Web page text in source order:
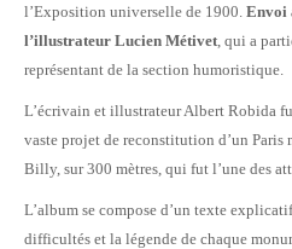
l’Exposition universelle de 1900. Envoi
l’illustrateur Lucien Métivet , qui a
représentant de la section humoristique.
L’écrivain et illustrateur Albert Robida
vaste projet de reconstitution d’un Paris
Billy, sur 300 mètres, qui fut l’une des
L’album se compose d’un texte
difficultés et la légende de chaque